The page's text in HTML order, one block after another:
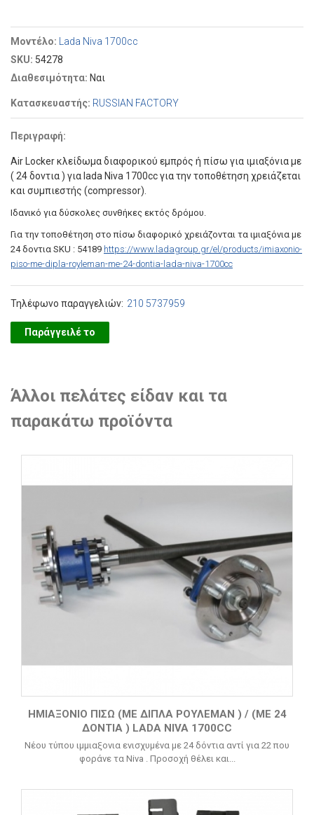
Μοντέλο:
Lada Niva 1700cc
SKU: 54278
Διαθεσιμότητα: Ναι
Κατασκευαστής: RUSSIAN FACTORY
Περιγραφή:
Air Locker κλείδωμα διαφορικού εμπρός ή πίσω για ιμιαξόνια με
( 24 δοντια ) για lada Niva 1700cc για την τοποθέτηση χρειάζεται
και συμπιεστής (compressor).
Ιδανικό για δύσκολες συνθήκες εκτός δρόμου.
Για την τοποθέτηση στο πίσω διαφορικό χρειάζονται τα ιμιαξόνια με
24 δοντια SKU : 54189 https://www.ladagroup.gr/el/products/imiaxonio-
piso-me-dipla-royleman-me-24-dontia-lada-niva-1700cc
Τηλέφωνο παραγγελιών: 210 5737959
Παράγγειλέ το
Άλλοι πελάτες είδαν και τα
παρακάτω προϊόντα
ΗΜΙΑΞΟΝΙΟ ΠΙΣΩ (ΜΕ ΔΙΠΛΑ ΡΟΥΛΕΜΑΝ ) / (ΜΕ 24
ΔΟΝΤΙΑ ) LADA NIVA 1700CC
Νέου τύπου ιμμιαξονια ενισχυμένα με 24 δόντια αντί για 22 που
φοράνε τα Niva . Προσοχή θέλει και...